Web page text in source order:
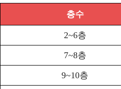
층수
2~6층
7~8층
9~10층